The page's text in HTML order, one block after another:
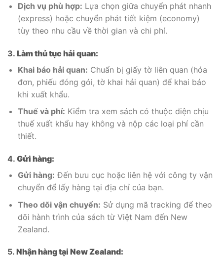
Dịch vụ phù hợp: Lựa chọn giữa chuyển phát nhanh
(express) hoặc chuyển phát tiết kiệm (economy)
tùy theo nhu cầu về thời gian và chi phí.
3. Làm thủ tục hải quan:
Khai báo hải quan: Chuẩn bị giấy tờ liên quan (hóa
đơn, phiếu đóng gói, tờ khai hải quan) để khai báo
khi xuất khẩu.
Thuế và phí: Kiểm tra xem sách có thuộc diện chịu
thuế xuất khẩu hay không và nộp các loại phí cần
thiết.
4. Gửi hàng:
Gửi hàng: Đến bưu cục hoặc liên hệ với công ty vận
chuyển để lấy hàng tại địa chỉ của bạn.
Theo dõi vận chuyển: Sử dụng mã tracking để theo
dõi hành trình của sách từ Việt Nam đến New
Zealand.
5. Nhận hàng tại New Zealand: